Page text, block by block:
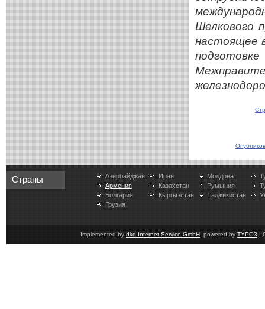
Шелкового
настоящее
Страны
Азербайджан
Армения
Болгария
Грузия
Иран
Казахстан
Кыргызстан
Молдова
Румыния
Таджикистан
Implemented by dkd Internet Service GmbH , powered by TYPO3 |